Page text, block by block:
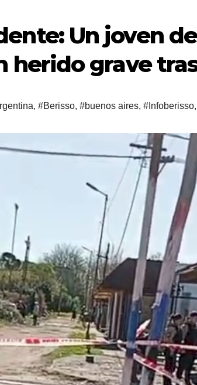
Un joven
herido grave
, #Berisso, #buenos aires, #Infoberisso,